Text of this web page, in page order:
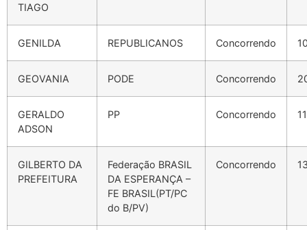
TIAGO
GENILDA REPUBLICANOS Concorrendo
GEOVANIA PODE Concorrendo
GERALDO
ADSON
PP Concorrendo
GILBERTO DA
PREFEITURA
Federação BRASIL
DA ESPERANÇA –
FE BRASIL(PT/PC
do B/PV)
Concorrendo